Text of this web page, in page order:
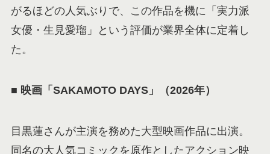
がるほどの人気ぶりで、この作品を機に「実力派
女優・生見愛瑠」という評価が業界全体に定着し
た。
■ 映画「SAKAMOTO DAYS」（2026年）
目黒蓮さんが主演を務めた大型映画作品に出演。
同名の大人気コミックを原作としたアクション映